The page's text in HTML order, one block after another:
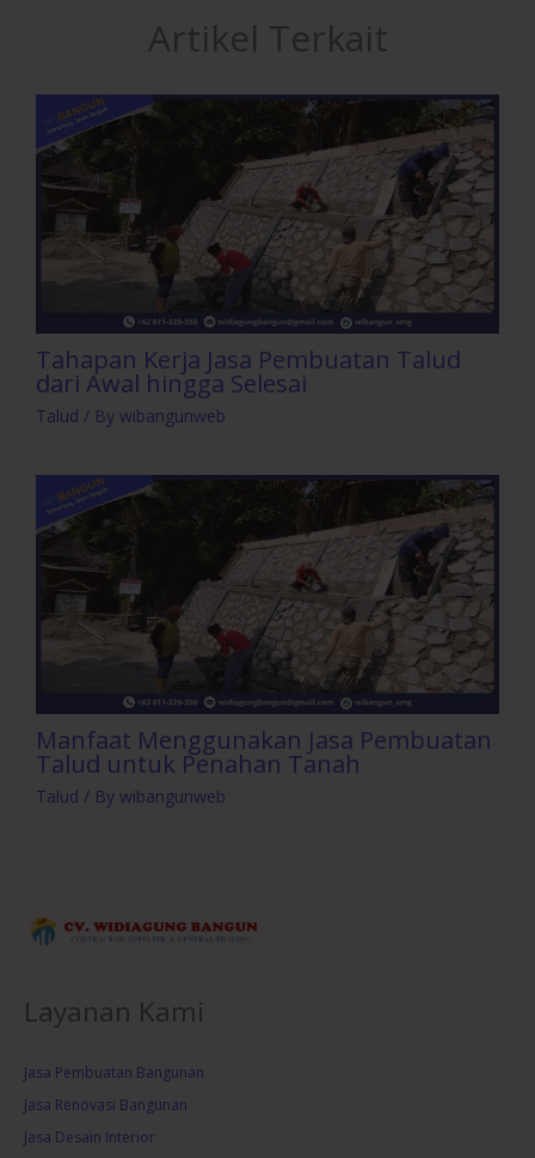
Artikel Terkait
Tahapan Kerja Jasa Pembuatan Talud
dari Awal hingga Selesai
Talud / By wibangunweb
Manfaat Menggunakan Jasa Pembuatan
Talud untuk Penahan Tanah
Talud / By wibangunweb
Layanan Kami
Jasa Pembuatan Bangunan
Jasa Renovasi Bangunan
Jasa Desain Interior